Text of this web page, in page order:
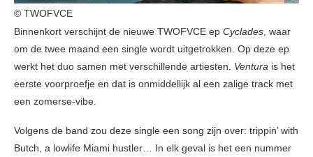
© TWOFVCE
Binnenkort verschijnt de nieuwe TWOFVCE ep Cyclades, waar
om de twee maand een single wordt uitgetrokken. Op deze ep
werkt het duo samen met verschillende artiesten. Ventura is het
eerste voorproefje en dat is onmiddellijk al een zalige track met
een zomerse-vibe.
Volgens de band zou deze single een song zijn over: trippin’ with
Butch, a lowlife Miami hustler… In elk geval is het een nummer